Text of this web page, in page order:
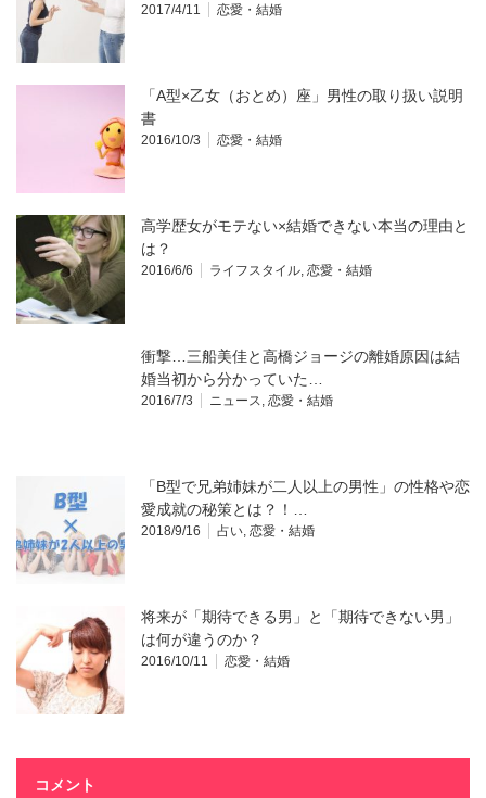
2017/4/11 恋愛・結婚
「A型×乙女（おとめ）座」男性の取り扱い説明
書
2016/10/3 恋愛・結婚
高学歴女がモテない×結婚できない本当の理由と
は？
2016/6/6 ライフスタイル, 恋愛・結婚
衝撃…三船美佳と高橋ジョージの離婚原因は結
婚当初から分かっていた…
2016/7/3 ニュース, 恋愛・結婚
「B型で兄弟姉妹が二人以上の男性」の性格や恋
愛成就の秘策とは？！…
2018/9/16 占い, 恋愛・結婚
将来が「期待できる男」と「期待できない男」
は何が違うのか？
2016/10/11 恋愛・結婚
コメント